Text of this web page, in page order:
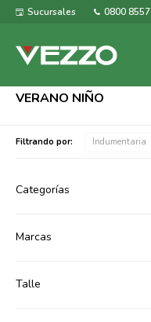
Sucursales 0800 8557
VERANO NIÑO
Filtrando por: Indumentaria
Categorías
Marcas
Talle